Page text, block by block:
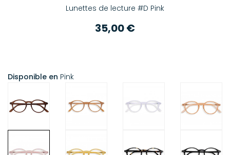
Lunettes de lecture #D Pink
35,00 €
Disponible en Pink